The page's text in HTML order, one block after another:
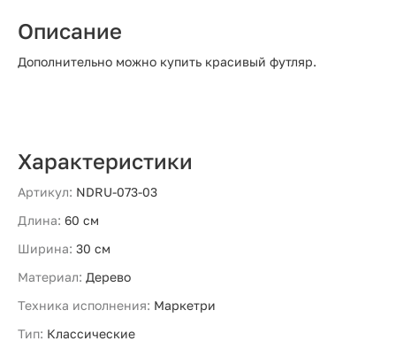
Описание
Дополнительно можно купить красивый футляр.
Характеристики
Артикул: NDRU-073-03
Длина: 60 см
Ширина: 30 см
Материал: Дерево
Техника исполнения: Маркетри
Тип: Классические